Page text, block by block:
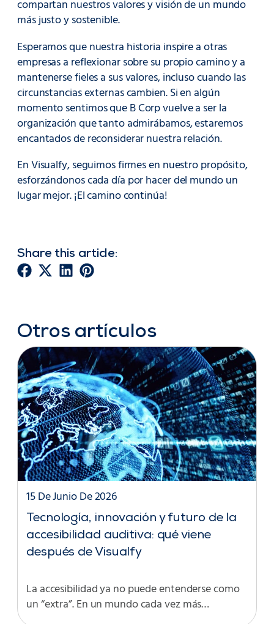
compartan nuestros valores y visión de un mundo
más justo y sostenible.
Esperamos que nuestra historia inspire a otras
empresas a reflexionar sobre su propio camino y a
mantenerse fieles a sus valores, incluso cuando las
circunstancias externas cambien. Si en algún
momento sentimos que B Corp vuelve a ser la
organización que tanto admirábamos, estaremos
encantados de reconsiderar nuestra relación.
En Visualfy, seguimos firmes en nuestro propósito,
esforzándonos cada día por hacer del mundo un
lugar mejor. ¡El camino continúa!
Share this article:
Otros artículos
Tecnología, innovación y futuro de la
accesibilidad auditiva: qué viene
después de Visualfy
15 De Junio De 2026
La accesibilidad ya no puede entenderse como
un “extra”. En un mundo cada vez más…